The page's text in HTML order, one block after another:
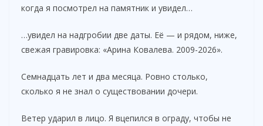
когда я посмотрел на памятник и увидел…
…увидел на надгробии две даты. Её — и рядом, ниже,
свежая гравировка: «Арина Ковалева. 2009-2026».
Семнадцать лет и два месяца. Ровно столько,
сколько я не знал о существовании дочери.
Ветер ударил в лицо. Я вцепился в ограду, чтобы не